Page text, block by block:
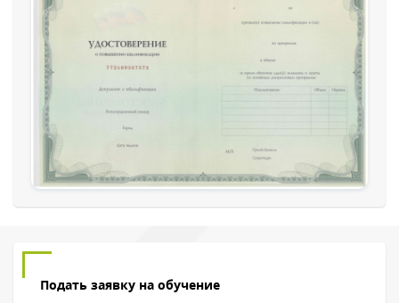
Подать заявку на обучение
Обратный звонок